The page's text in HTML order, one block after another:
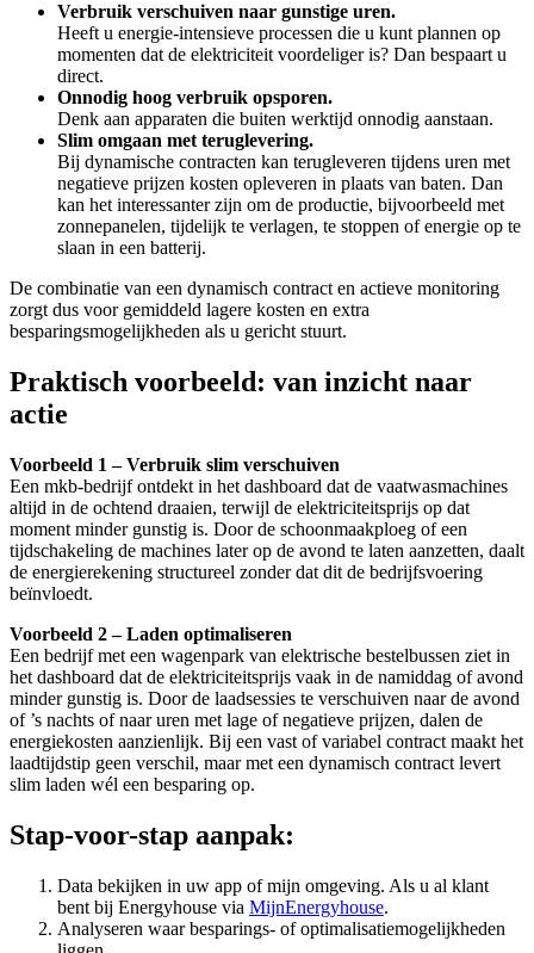
Verbruik verschuiven naar gunstige uren.
Heeft u energie-intensieve processen die u kunt plannen op
momenten dat de elektriciteit voordeliger is? Dan bespaart u
direct.
Onnodig hoog verbruik opsporen.
Denk aan apparaten die buiten werktijd onnodig aanstaan.
Slim omgaan met teruglevering.
Bij dynamische contracten kan terugleveren tijdens uren met
negatieve prijzen kosten opleveren in plaats van baten. Dan
kan het interessanter zijn om de productie, bijvoorbeeld met
zonnepanelen, tijdelijk te verlagen, te stoppen of energie op te
slaan in een batterij.
De combinatie van een dynamisch contract en actieve monitoring
zorgt dus voor gemiddeld lagere kosten en extra
besparingsmogelijkheden als u gericht stuurt.
Praktisch voorbeeld: van inzicht naar
actie
Voorbeeld 1 – Verbruik slim verschuiven
Een mkb-bedrijf ontdekt in het dashboard dat de vaatwasmachines
altijd in de ochtend draaien, terwijl de elektriciteitsprijs op dat
moment minder gunstig is. Door de schoonmaakploeg of een
tijdschakeling de machines later op de avond te laten aanzetten, daalt
de energierekening structureel zonder dat dit de bedrijfsvoering
beïnvloedt.
Voorbeeld 2 – Laden optimaliseren
Een bedrijf met een wagenpark van elektrische bestelbussen ziet in
het dashboard dat de elektriciteitsprijs vaak in de namiddag of avond
minder gunstig is. Door de laadsessies te verschuiven naar de avond
of ’s nachts of naar uren met lage of negatieve prijzen, dalen de
energiekosten aanzienlijk. Bij een vast of variabel contract maakt het
laadtijdstip geen verschil, maar met een dynamisch contract levert
slim laden wél een besparing op.
Stap-voor-stap aanpak:
Data bekijken in uw app of mijn omgeving. Als u al klant
bent bij Energyhouse via MijnEnergyhouse.
Analyseren waar besparings- of optimalisatiemogelijkheden